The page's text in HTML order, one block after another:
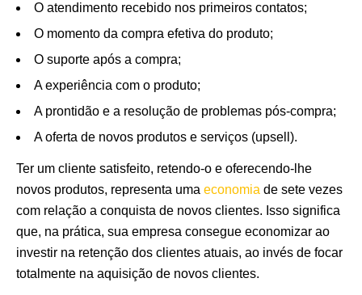
O atendimento recebido nos primeiros contatos;
O momento da compra efetiva do produto;
O suporte após a compra;
A experiência com o produto;
A prontidão e a resolução de problemas pós-compra;
A oferta de novos produtos e serviços (upsell).
Ter um cliente satisfeito, retendo-o e oferecendo-lhe
novos produtos, representa uma economia de sete vezes
com relação a conquista de novos clientes. Isso significa
que, na prática, sua empresa consegue economizar ao
investir na retenção dos clientes atuais, ao invés de focar
totalmente na aquisição de novos clientes.